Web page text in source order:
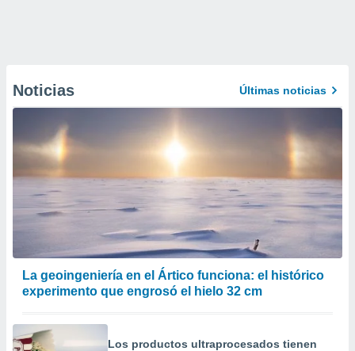
Noticias Últimas noticias
La geoingeniería en el Ártico funciona: el histórico
experimento que engrosó el hielo 32 cm
Los productos ultraprocesados ​​tienen